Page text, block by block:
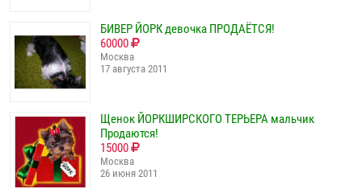
БИВЕР ЙОРК девочка ПРОДАЁТСЯ!
60000
Москва
17 августа 2011
Щенок ЙОРКШИРСКОГО ТЕРЬЕРА мальчик
Продаются!
15000
Москва
26 июня 2011